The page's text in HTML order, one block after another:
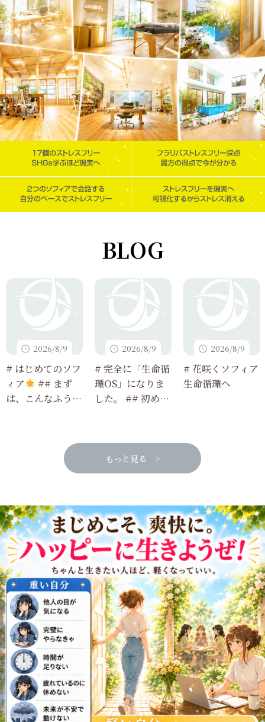
BLOG
2026/8/9
# はじめてのソフ
ィア
は、こんなふうに
2026/8/9
# 完全に「生命循
環OS」になりま
した。 ## 初めて
ップデート
2026/8/9
# 花咲くソフィア
生命循環へ
もっと見る >